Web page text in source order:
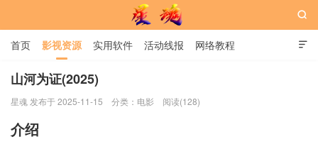

首页 影视资源 实用软件 活动线报 网络教程
用户中心 书籍 娱乐

山河为证(2025)
星魂 发布于 2025-11-15 分类： 电影 阅读(128)
介绍